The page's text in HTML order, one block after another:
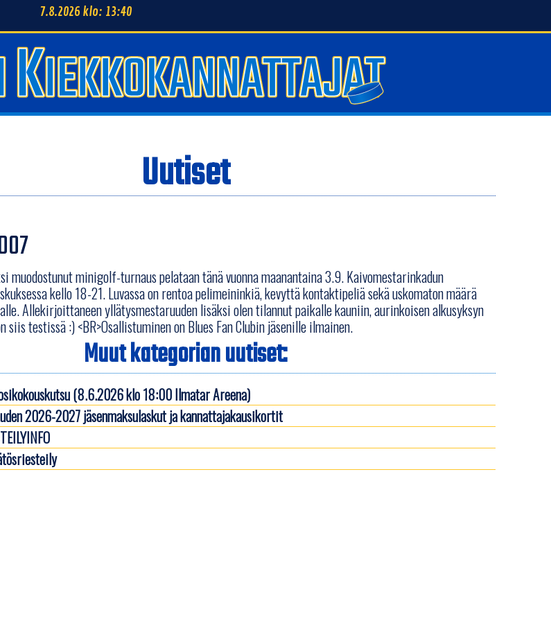
7.8.2026 klo: 13:40
Uutiset
muodostunut minigolf-turnaus pelataan tänä vuonna maanantaina 3.9. Kaivomestarinkadun
kello 18-21. Luvassa on rentoa pelimeininkiä, kevyttä kontaktipeliä sekä uskomaton määrä
Allekirjoittaneen yllätysmestaruuden lisäksi olen tilannut paikalle kauniin, aurinkoisen alkusyksyn
siis testissä :) <BR>Osallistuminen on Blues Fan Clubin jäsenille ilmainen.
Muut kategorian uutiset:
(8.6.2026 klo 18:00 Ilmatar Areena)
2026-2027 jäsenmaksulaskut ja kannattajakausikortit